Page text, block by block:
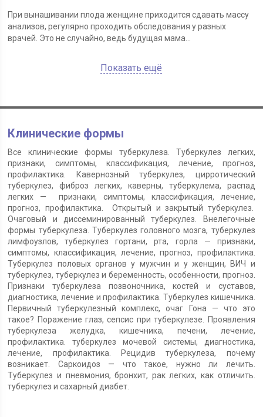
При вынашивании плода женщине приходится сдавать массу
анализов, регулярно проходить обследования у разных
врачей. Это не случайно, ведь будущая мама...
Показать ещё
Клинические формы
Все клинические формы туберкулеза. Туберкулез легких,
признаки, симптомы, классификация, лечение, прогноз,
профилактика. Кавернозный туберкулез, цирротический
туберкулез, фиброз легких, каверны, туберкулема, распад
легких — признаки, симптомы, классификация, лечение,
прогноз, профилактика. Открытый и закрытый туберкулез.
Очаговый и диссеминированный туберкулез. Внелегочные
формы туберкулеза. Туберкулез головного мозга, туберкулез
лимфоузлов, туберкулез гортани, рта, горла — признаки,
симптомы, классификация, лечение, прогноз, профилактика.
Туберкулез половых органов у мужчин и у женщин, ВИЧ и
туберкулез, туберкулез и беременность, особенности, прогноз.
Признаки туберкулеза позвоночника, костей и суставов,
диагностика, лечение и профилактика. Туберкулез кишечника.
Первичный туберкулезный комплекс, очаг Гона — что это
такое? Поражение глаз, сепсис при туберкулезе. Проявления
туберкулеза желудка, кишечника, печени, лечение,
профилактика. туберкулез мочевой системы, диагностика,
лечение, профилактика. Рецидив туберкулеза, почему
возникает. Саркоидоз — что такое, нужно ли лечить.
Туберкулез и пневмония, бронхит, рак легких, как отличить.
туберкулез и сахарный диабет.